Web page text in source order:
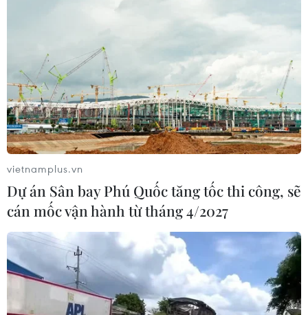
Lễ hội văn hóa dân gian trong đời sống
đương đại đầu tiên tại Hà Nội
02/10/2019 11:06
Đây là lần đầu tiên Hà Nội tổ chức lễ hội này nhằm tôn
vinh, giới thiệu tới người dân Thủ đô, du khách về văn
hóa dân gian đương đại và di sản văn hóa của Thủ đô.
vietnamplus.vn
Dự án Sân bay Phú Quốc tăng tốc thi công, sẽ
cán mốc vận hành từ tháng 4/2027